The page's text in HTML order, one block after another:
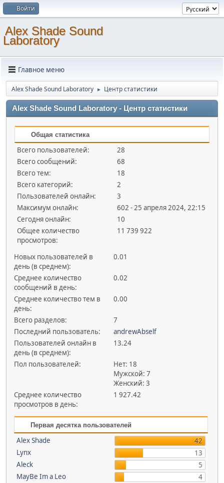
Войти
Alex Shade Sound
Laboratory
Главное меню
Alex Shade Sound Laboratory ► Центр статистики
Alex Shade Sound Laboratory - Центр статистики
Общая статистика
Всего пользователей:
28
Всего сообщений:
68
Всего тем:
18
Всего категорий:
2
Пользователей онлайн:
3
Максимум онлайн:
602 - 25 апреля 2024, 22:15
Сегодня онлайн:
10
Общее количество
просмотров:
11 739 922
Новых пользователей в
день (в среднем):
0.01
Среднее количество
сообщений в день:
0.02
Среднее количество тем в
день:
0.00
Всего разделов:
7
Последний пользователь:
andrewAbself
Пользователей онлайн в
день (в среднем):
13.24
Пол пользователей:
Нет: 18
Мужской: 7
Женский: 3
Среднее количество
просмотров в день:
1 927.42
Первая десятка пользователей
Alex Shade
42
Lynx
13
Aleck
5
MayBe Im a Leo
4